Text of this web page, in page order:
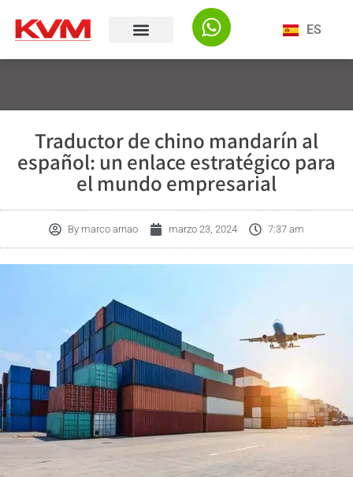
ES
Traductor de chino mandarín al
español: un enlace estratégico para
el mundo empresarial
By marco arnao marzo 23, 2024 7:37 am